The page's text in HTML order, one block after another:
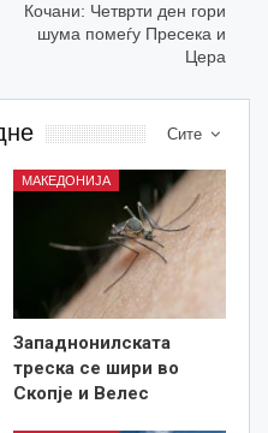
Кочани: Четврти ден гори
шума помеѓу Пресека и
Цера
Сите
МАКЕДОНИЈА
Западнонилската
треска се шири во
Скопје и Велес